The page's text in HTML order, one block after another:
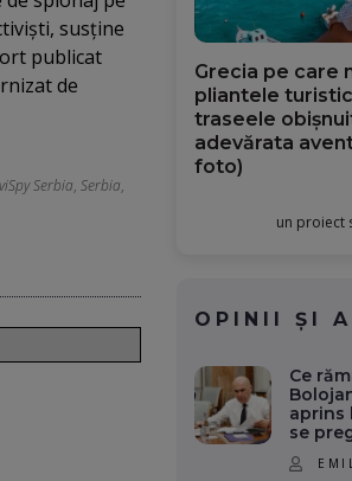
susţine
publicat
de
Serbia, Serbia,
Grecia pe care
pliantele
traseele
adevărata
foto)
un proiect
OPINII ȘI
Ce
aprins
se